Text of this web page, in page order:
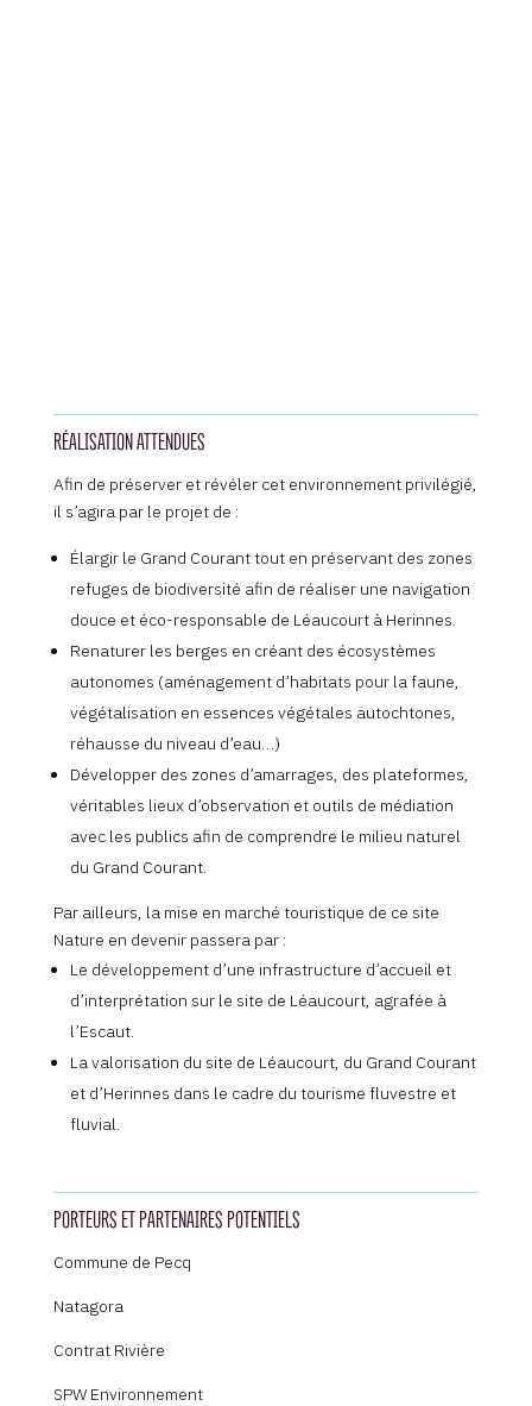
RÉALISATION ATTENDUES
Afin de préserver et révéler cet environnement privilégié,
il s’agira par le projet de :
Élargir le Grand Courant tout en préservant des zones
refuges de biodiversité afin de réaliser une navigation
douce et éco-responsable de Léaucourt à Herinnes.
Renaturer les berges en créant des écosystèmes
autonomes (aménagement d’habitats pour la faune,
végétalisation en essences végétales autochtones,
réhausse du niveau d’eau…)
Développer des zones d’amarrages, des plateformes,
véritables lieux d’observation et outils de médiation
avec les publics afin de comprendre le milieu naturel
du Grand Courant.
Par ailleurs, la mise en marché touristique de ce site
Nature en devenir passera par :
Le développement d’une infrastructure d’accueil et
d’interprétation sur le site de Léaucourt, agrafée à
l’Escaut.
La valorisation du site de Léaucourt, du Grand Courant
et d’Herinnes dans le cadre du tourisme fluvestre et
fluvial.
PORTEURS ET PARTENAIRES POTENTIELS
Commune de Pecq
Natagora
Contrat Rivière
SPW Environnement